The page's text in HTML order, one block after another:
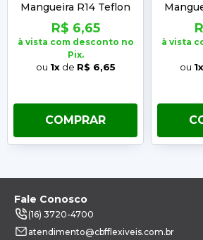
Mangueira R14 Teflon
Medida: 1/2"
R$ 6,65
à vista com desconto no
Pix.
ou 1xde R$ 6,65
COMPRAR
à vista
ou 1x
Fale Conosco
(16) 3720-4700
atendimento@cbfflexiveis.com.br